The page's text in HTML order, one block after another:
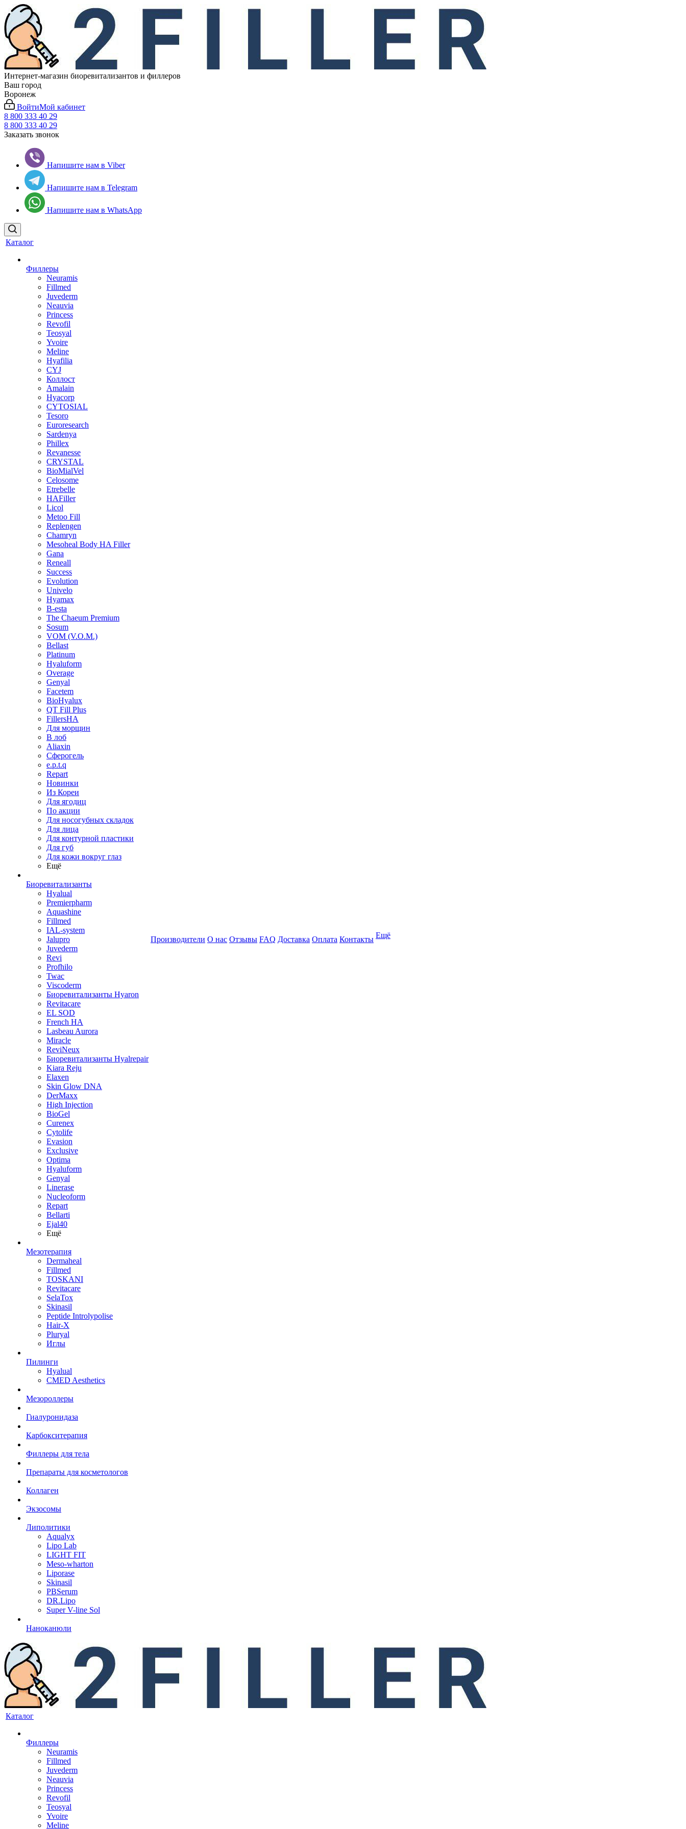
Интернет-магазин биоревитализантов и филлеров
Ваш город
Воронеж
ВойтиМой кабинет
8 800 333 40 29
8 800 333 40 29
Заказать звонок
Напишите нам в Viber
Напишите нам в Telegram
Напишите нам в WhatsApp
Каталог
Филлеры
Neuramis
Fillmed
Juvederm
Neauvia
Princess
Revofil
Teosyal
Yvoire
Meline
Hyafilia
CYJ
Коллост
Amalain
Hyacorp
CYTOSIAL
Tesoro
Euroresearch
Sardenya
Phillex
Revanesse
CRYSTAL
BioMialVel
Celosome
Etrebelle
HAFiller
Licol
Metoo Fill
Replengen
Chamryn
Mesoheal Body HA Filler
Gana
Reneall
Success
Evolution
Univelo
Hyamax
B-esta
The Chaeum Premium
Sosum
VOM (V.O.M.)
Bellast
Platinum
Hyaluform
Overage
Genyal
Facetem
BioHyalux
QT Fill Plus
FillersHA
Для морщин
В лоб
Aliaxin
Сферогель
e.p.t.q
Repart
Новинки
Из Кореи
Для ягодиц
По акции
Для носогубных складок
Для лица
Для контурной пластики
Для губ
Для кожи вокруг глаз
Ещё
Биоревитализанты
Hyalual
Premierpharm
Aquashine
Fillmed
IAL-system
Jalupro
Juvederm
Revi
Profhilo
Twac
Viscoderm
Биоревитализанты Hyaron
Revitacare
EL SOD
French HA
Lasbeau Aurora
Miracle
ReviNeux
Биоревитализанты Hyalrepair
Kiara Reju
Elaxen
Skin Glow DNA
DerMaxx
High Injection
BioGel
Curenex
Cytolife
Evasion
Exclusive
Optima
Hyaluform
Genyal
Linerase
Nucleoform
Repart
Bellarti
Ejal40
Ещё
Мезотерапия
Dermaheal
Fillmed
TOSKANI
Revitacare
SelaTox
Skinasil
Peptide Introlypolise
Hair-X
Pluryal
Иглы
Пилинги
Hyalual
CMED Aesthetics
Мезороллеры
Гиалуронидаза
Карбокситерапия
Филлеры для тела
Препараты для косметологов
Коллаген
Экзосомы
Липолитики
Aqualyx
Lipo Lab
LIGHT FIT
Meso-wharton
Liporase
Skinasil
PBSerum
DR.Lipo
Super V-line Sol
Наноканюли
Производители О нас Отзывы FAQ Доставка Оплата Контакты Ещё
Каталог
Филлеры
Neuramis
Fillmed
Juvederm
Neauvia
Princess
Revofil
Teosyal
Yvoire
Meline